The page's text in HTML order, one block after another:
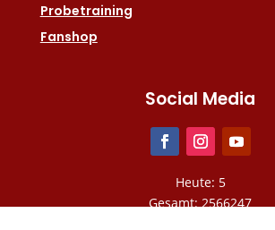
Probetraining
Fanshop
Social Media
Heute: 5
Gesamt: 2566247